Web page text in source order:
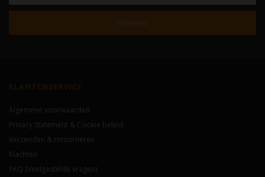
Abonneer
KLANTENSERVICE
Algemene voorwaarden
Privacy Statement & Cookie beleid
Verzenden & retourneren
Klachten
FAQ (Veelgestelde vragen)